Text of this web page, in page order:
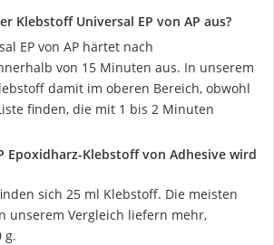
Klebstoff Universal EP von AP aus?
EP von AP härtet nach
von 15 Minuten aus. In unserem
damit im oberen Bereich, obwohl
finden, die mit 1 bis 2 Minuten
Epoxidharz-Klebstoff von Adhesive wird
sich 25 ml Klebstoff. Die meisten
unserem Vergleich liefern mehr,
g.